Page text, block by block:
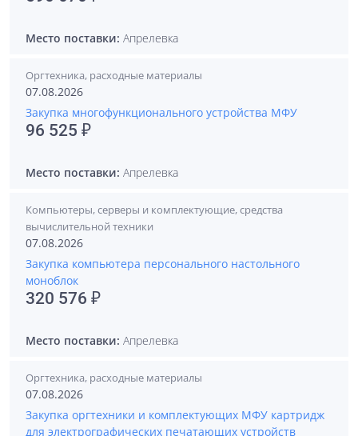
Место поставки: Апрелевка
Оргтехника, расходные материалы
07.08.2026
Закупка многофункционального устройства МФУ
96 525 ₽
Место поставки: Апрелевка
Компьютеры, серверы и комплектующие, средства
вычислительной техники
07.08.2026
Закупка компьютера персонального настольного
моноблок
320 576 ₽
Место поставки: Апрелевка
Оргтехника, расходные материалы
07.08.2026
Закупка оргтехники и комплектующих МФУ картридж
для электрографических печатающих устройств